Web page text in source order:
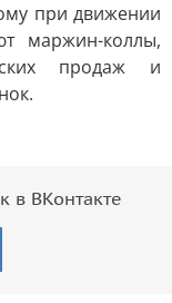
при движении
маржин-коллы,
продаж и
в ВКонтакте